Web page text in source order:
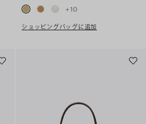
+10
ショッピングバッグに追加